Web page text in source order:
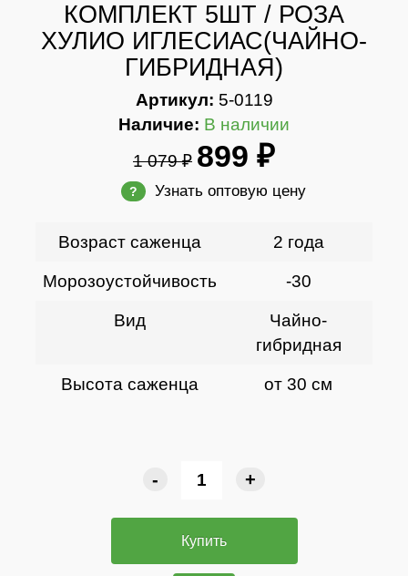
КОМПЛЕКТ 5ШТ / РОЗА
ХУЛИО ИГЛЕСИАС(ЧАЙНО-
ГИБРИДНАЯ)
Артикул: 5-0119
Наличие: В наличии
1 079 ₽ 899 ₽
? Узнать оптовую цену
Возраст саженца 2 года
Морозоустойчивость -30
Вид
Чайно-
гибридная
Высота саженца от 30 см
- +
Купить